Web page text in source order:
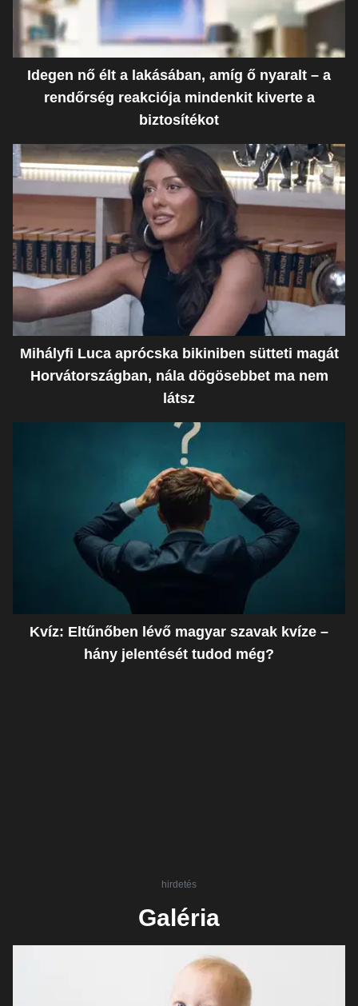
Idegen nő élt a lakásában, amíg ő nyaralt – a
rendőrség reakciója mindenkit kiverte a
biztosítékot
Mihályfi Luca aprócska bikiniben sütteti magát
Horvátországban, nála dögösebbet ma nem
látsz
Kvíz: Eltűnőben lévő magyar szavak kvíze –
hány jelentését tudod még?
hirdetés
Galéria